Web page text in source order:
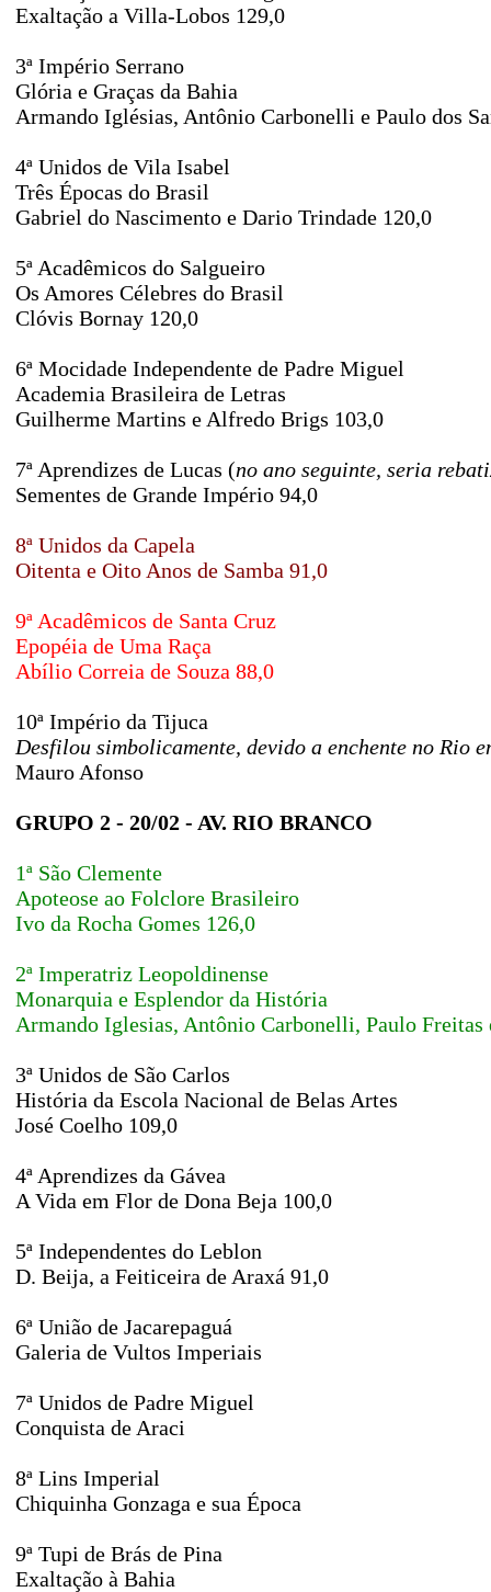
Exaltação a Villa-Lobos 129,0
3ª Império Serrano
Glória e Graças da Bahia
Armando Iglésias, Antônio Carbonelli e Paulo dos
4ª Unidos de Vila Isabel
Três Épocas do Brasil
Gabriel do Nascimento e Dario Trindade 120,0
5ª Acadêmicos do Salgueiro
Os Amores Célebres do Brasil
Clóvis Bornay 120,0
6ª Mocidade Independente de Padre Miguel
Academia Brasileira de Letras
Guilherme Martins e Alfredo Brigs 103,0
7ª Aprendizes de Lucas (no ano seguinte, seria
Sementes de Grande Império 94,0
8ª Unidos da Capela
Oitenta e Oito Anos de Samba 91,0
9ª Acadêmicos de Santa Cruz
Epopéia de Uma Raça
Abílio Correia de Souza 88,0
10ª Império da Tijuca
Desfilou simbolicamente, devido a enchente no Rio
Mauro Afonso
GRUPO 2 - 20/02 - AV. RIO BRANCO
1ª São Clemente
Apoteose ao Folclore Brasileiro
Ivo da Rocha Gomes 126,0
2ª Imperatriz Leopoldinense
Monarquia e Esplendor da História
Armando Iglesias, Antônio Carbonelli, Paulo
3ª Unidos de São Carlos
História da Escola Nacional de Belas Artes
José Coelho 109,0
4ª Aprendizes da Gávea
A Vida em Flor de Dona Beja 100,0
5ª Independentes do Leblon
D. Beija, a Feiticeira de Araxá 91,0
6ª União de Jacarepaguá
Galeria de Vultos Imperiais
7ª Unidos de Padre Miguel
Conquista de Araci
8ª Lins Imperial
Chiquinha Gonzaga e sua Época
9ª Tupi de Brás de Pina
Exaltação à Bahia